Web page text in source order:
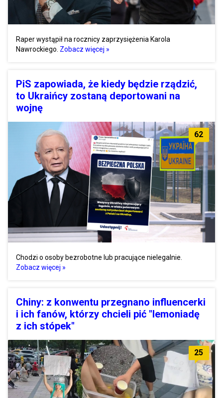
Raper wystąpił na rocznicy zaprzysiężenia Karola
Nawrockiego. Zobacz więcej »
PiS zapowiada, że kiedy będzie rządzić,
to Ukraińcy zostaną deportowani na
wojnę
62
Chodzi o osoby bezrobotne lub pracujące nielegalnie.
Zobacz więcej »
Chiny: z konwentu przegnano influencerki
i ich fanów, którzy chcieli pić "lemoniadę
z ich stópek"
25